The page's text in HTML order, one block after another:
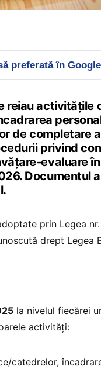
preferată în Google
reiau activitățile
de completare
privind
evaluare
Documentul
prin Legea
drept Legea
la nivelul fiecărei
activități:
catedrelor,